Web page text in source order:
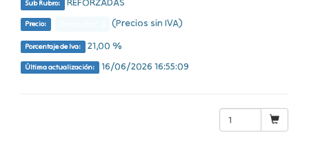
Sub Rubro:
Precio: (Precios sin IVA)
Porcentaje de Iva: 21,00 %
Última actualización: 16/06/2026 16:55:09